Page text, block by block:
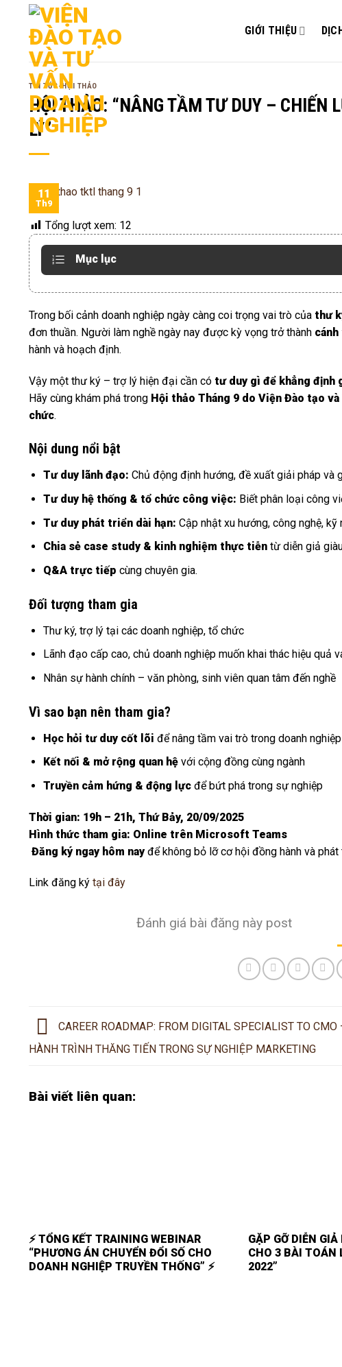
GIỚI THIỆU
TIN TỨC-HỘI THẢO
HỘI THẢO: “NÂNG TẦM TƯ DUY – CHIẾN
LÝ”
11
Th9
Tổng lượt xem: 12
Mục lục
Trong bối cảnh doanh nghiệp ngày càng coi trọng vai trò của thư
đơn thuần. Người làm nghề ngày nay được kỳ vọng trở thành
hành và hoạch định.
Vậy một thư ký – trợ lý hiện đại cần có tư duy gì để khẳng định
Hãy cùng khám phá trong Hội thảo Tháng 9 do Viện Đào tạo
chức.
Nội dung nổi bật
Tư duy lãnh đạo: Chủ động định hướng, đề xuất giải pháp và
Tư duy hệ thống & tổ chức công việc: Biết phân loại công
Tư duy phát triển dài hạn: Cập nhật xu hướng, công nghệ,
Chia sẻ case study & kinh nghiệm thực tiễntừ diễn giả
Q&A trực tiếp cùng chuyên gia.
Đối tượng tham gia
Thư ký, trợ lý tại các doanh nghiệp, tổ chức
Lãnh đạo cấp cao, chủ doanh nghiệp muốn khai thác hiệu quả
Nhân sự hành chính – văn phòng, sinh viên quan tâm đến nghề
Vì sao bạn nên tham gia?
Học hỏi tư duy cốt lõi để nâng tầm vai trò trong doanh nghiệp
Kết nối & mở rộng quan hệvới cộng đồng cùng ngành
Truyền cảm hứng & động lựcđể bứt phá trong sự nghiệp
Thời gian: 19h – 21h, Thứ Bảy, 20/09/2025
Hình thức tham gia: Online trên Microsoft Teams
Đăng ký ngay hôm nayđể không bỏ lỡ cơ hội đồng hành và
Link đăng ký tại đây
Đánh giá bài đăng này post
CAREER ROADMAP: FROM DIGITAL SPECIALIST TO CMO
HÀNH TRÌNH THĂNG TIẾN TRONG SỰ NGHIỆP MARKETING
Bài viết liên quan:
⚡ TỔNG KẾT TRAINING WEBINAR
“PHƯƠNG ÁN CHUYỂN ĐỔI SỐ CHO
DOANH NGHIỆP TRUYỀN THỐNG” ⚡
GẶP GỠ DIỄN
CHO 3 BÀI TOÁN
2022”